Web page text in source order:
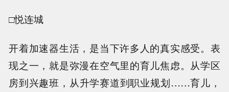
□悦连城
开着加速器生活，是当下许多人的真实感受。表
现之一，就是弥漫在空气里的育儿焦虑。从学区
房到兴趣班，从升学赛道到职业规划……育儿，